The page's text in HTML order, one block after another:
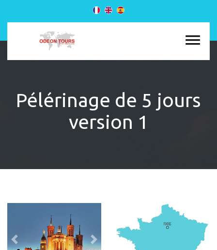
Pélérinage de 5 jours
version 1
Précédant Suivant